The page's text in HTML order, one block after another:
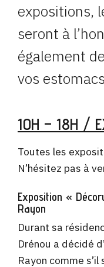
expositions,
seront à
également
vos
10H – 18H /
Toutes les
N’hésitez pas à
Exposition «
Rayon
Durant sa
Drénou a décidé
Rayon comme